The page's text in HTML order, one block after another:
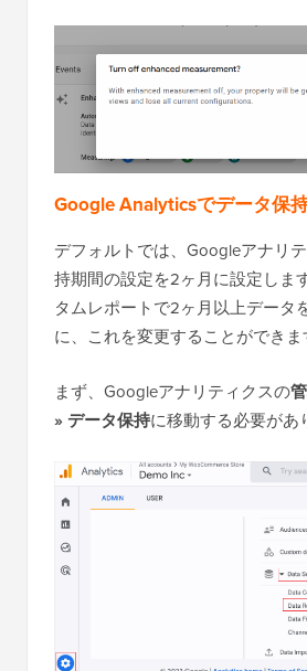
Google Analyticsでデータ保
デフォルトでは、Googleアナリ
持期間の設定を2ヶ月に設定しま
タムレポートで2ヶ月以上データ
に、これを変更することができま
まず、Googleアナリティクスの
» データ保持に移動する必要があ